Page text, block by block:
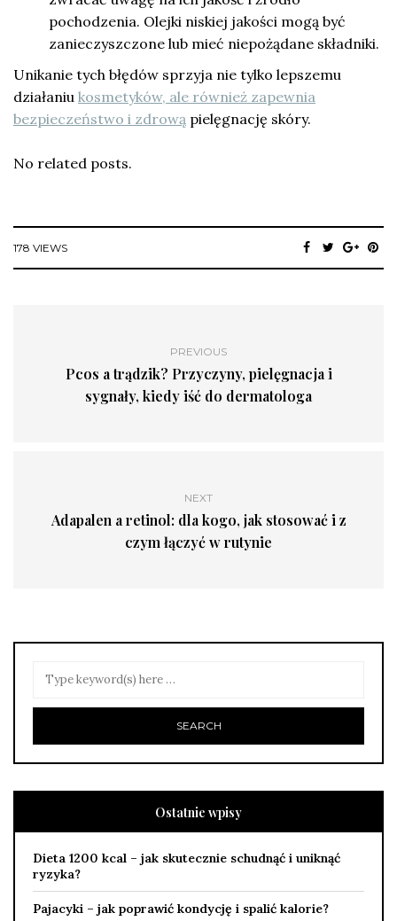
pochodzenia. Olejki niskiej jakości mogą być
zanieczyszczone lub mieć niepożądane składniki.
Unikanie tych błędów sprzyja nie tylko lepszemu
działaniu kosmetyków, ale również zapewnia
bezpieczeństwo i zdrową pielęgnację skóry.
No related posts.
178 VIEWS
PREVIOUS
Pcos a trądzik? Przyczyny, pielęgnacja i
sygnały, kiedy iść do dermatologa
NEXT
Adapalen a retinol: dla kogo, jak stosować i z
czym łączyć w rutynie
Ostatnie wpisy
Dieta 1200 kcal – jak skutecznie schudnąć i uniknąć
ryzyka?
Pajacyki – jak poprawić kondycję i spalić kalorie?